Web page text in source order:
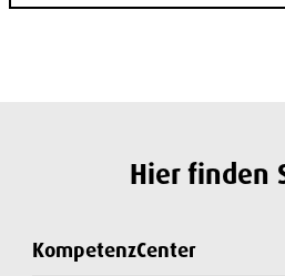
Hier finden
KompetenzCenter